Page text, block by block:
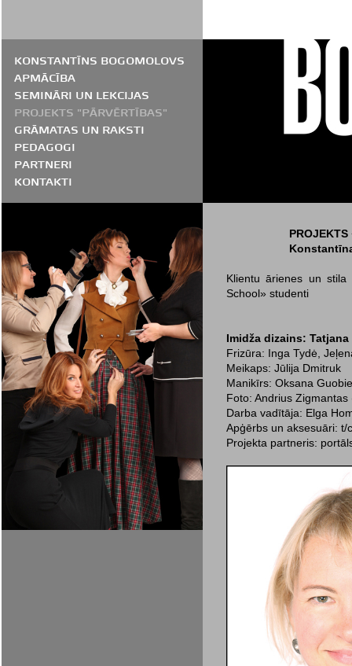
KONSTANTĪNS BOGOMOLOVS
APMĀCĪBA
SEMINĀRI UN LEKCIJAS
PROJEKTS "PĀRVĒRTĪBAS"
GRĀMATAS UN RAKSTI
PEDAGOGI
PARTNERI
KONTAKTI
Klientu ārienes un stila
School» studenti
Imidža dizains:
Frizūra: Inga Tydė,
Meikaps: Jūlija Dmitruk
Manikīrs: Oksana
Foto: Andrius
Darba vadītāja: Elga
Apģērbs un aksesuāri: t/
Projekta partneris: